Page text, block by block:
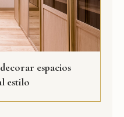
espacios
estilo